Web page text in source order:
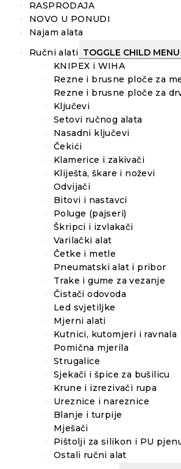
RASPRODAJA
NOVO U PONUDI
Najam alata
Ručni alati TOGGLE CHILD MENU
KNIPEX i WIHA
Rezne i brusne ploče za
Rezne i brusne ploče za
Ključevi
Setovi ručnog alata
Nasadni ključevi
Čekići
Klamerice i zakivači
Kliješta, škare i noževi
Odvijači
Bitovi i nastavci
Poluge (pajseri)
Škripci i izvlakači
Varilački alat
Četke i metle
Pneumatski alat i pribor
Trake i gume za vezanje
Čistači odovoda
Led svjetiljke
Mjerni alati
Kutnici, kutomjeri i ravnala
Pomična mjerila
Strugalice
Sjekači i špice za bušilicu
Krune i izrezivači rupa
Ureznice i nareznice
Blanje i turpije
Mješači
Pištolji za silikon i PU
Ostali ručni alat